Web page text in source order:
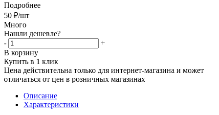
Подробнее
50 ₽/шт
Много
Нашли дешевле?
-
+
В корзину
Купить в 1 клик
Цена действительна только для интернет-магазина и может
отличаться от цен в розничных магазинах
Описание
Характеристики